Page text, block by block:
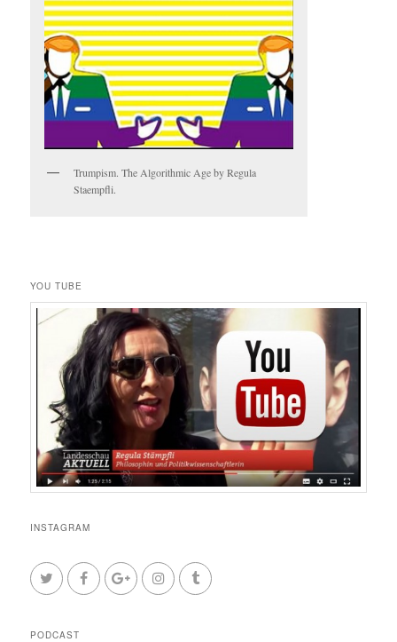
Trumpism. The Algorithmic Age by Regula
Staempfli.
YOU TUBE
INSTAGRAM
PODCAST